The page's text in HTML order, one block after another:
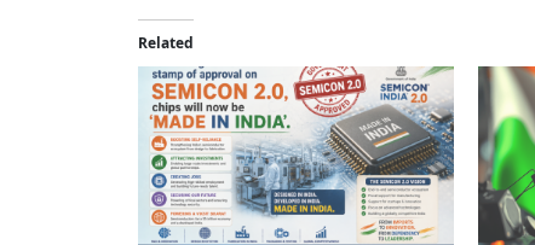
d
i
n
g
…
Related